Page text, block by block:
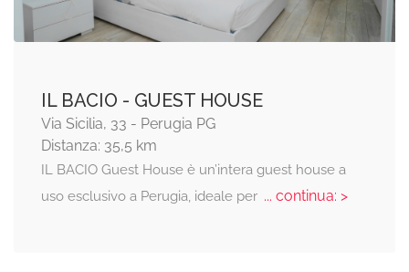
IL BACIO - GUEST HOUSE
Via Sicilia, 33 - Perugia PG
Distanza: 35,5 km
IL BACIO Guest House è un’intera guest house a
uso esclusivo a Perugia, ideale per... continua: >